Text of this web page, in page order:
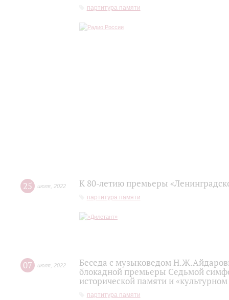
партитура памяти
25 июля 2022 К 80-летию премьеры
партитура памяти
07 июля 2022
Беседа с музыковедом
блокадной премьеры Седьмой
исторической памяти и
партитура памяти